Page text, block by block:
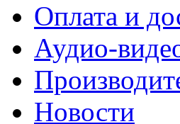
Оплата и
Аудио-
Новости